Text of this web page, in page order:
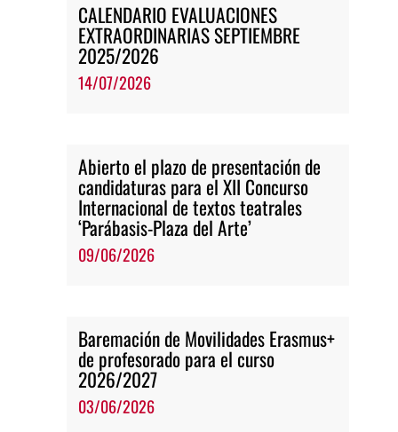
CALENDARIO EVALUACIONES
EXTRAORDINARIAS SEPTIEMBRE
2025/2026
14/07/2026
Abierto el plazo de presentación de
candidaturas para el XII Concurso
Internacional de textos teatrales
‘Parábasis-Plaza del Arte’
09/06/2026
Baremación de Movilidades Erasmus+
de profesorado para el curso
2026/2027
03/06/2026